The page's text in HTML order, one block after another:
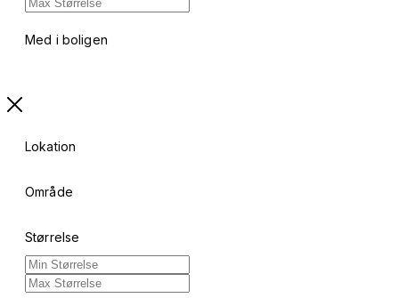
Med i boligen
Lokation
Område
Størrelse